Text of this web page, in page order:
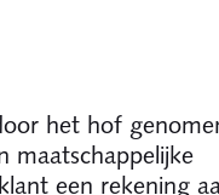
het hof
maatschappelijke
een rekening